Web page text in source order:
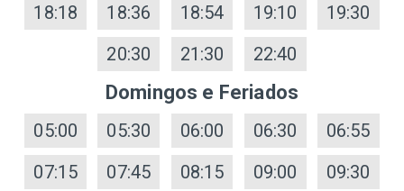
18:18
18:36 18:54 19:10
19:30
20:30
21:30 22:40
Domingos e Feriados
05:00 05:30 06:00 06:30
06:55
07:15
07:45 08:15 09:00
09:30